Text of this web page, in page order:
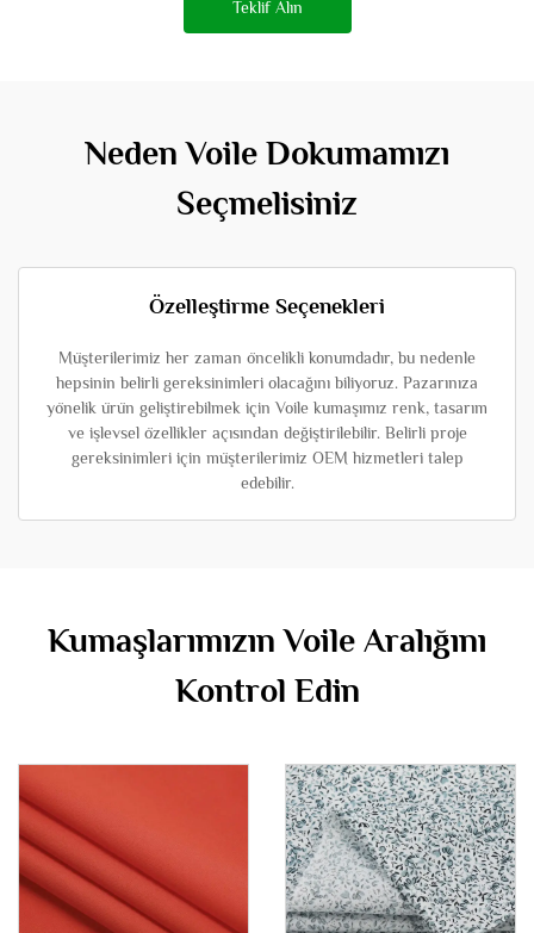
Teklif Alın
Neden Voile Dokumamızı
Seçmelisiniz
Özelleştirme Seçenekleri
Müşterilerimiz her zaman öncelikli konumdadır, bu nedenle
hepsinin belirli gereksinimleri olacağını biliyoruz. Pazarınıza
yönelik ürün geliştirebilmek için Voile kumaşımız renk, tasarım
ve işlevsel özellikler açısından değiştirilebilir. Belirli proje
gereksinimleri için müşterilerimiz OEM hizmetleri talep
edebilir.
Kumaşlarımızın Voile Aralığını
Kontrol Edin